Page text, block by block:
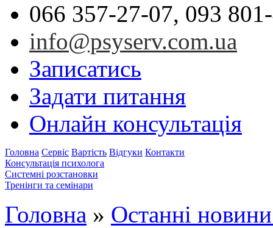
066 357-27-07, 093
info@psyserv.com.ua
Записатись
Задати питання
Онлайн консультація
Головна Сервіс Вартість Відгуки Контакти
Консультація психолога
Системні розстановки
Тренінги та семінари
Головна » Останні новини